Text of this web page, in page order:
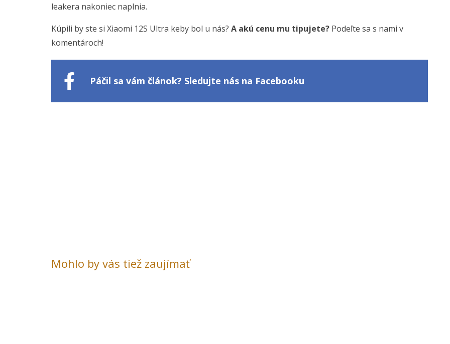
leakera nakoniec naplnia.
Kúpili by ste si Xiaomi 12S Ultra keby bol u nás? A akú cenu mu tipujete? Podeľte sa s nami v
komentároch!
Páčil sa vám článok? Sledujte nás na Facebooku
Mohlo by vás tiež zaujímať